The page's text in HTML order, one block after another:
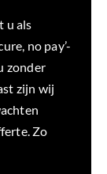
u als
no pay’-
zonder
zijn wij
Zo